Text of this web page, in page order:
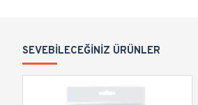
SEVEBILECEĞINIZ ÜRÜNLER